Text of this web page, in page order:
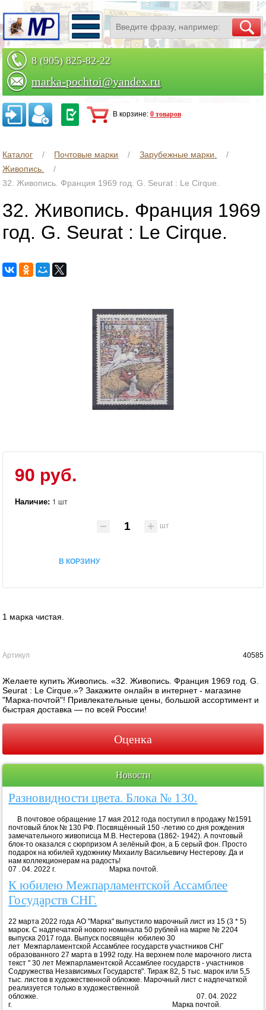
8 (905) 825-82-22
marka-pochtoi@yandex.ru
Заказать по телефону
В корзине: 0 товаров
Каталог Почтовые марки
Зарубежные марки.
Живопись.
32. Живопись. Франция 1969 год. G. Seurat : Le Cirque.
32. Живопись. Франция 1969
год. G. Seurat : Le Cirque.
90 руб.
Наличие: 1 шт
шт
В КОРЗИНУ
1 марка чистая.
Артикул 40585
Желаете купить Живопись. «32. Живопись. Франция 1969 год. G.
Seurat : Le Cirque.»? Закажите онлайн в интернет - магазине
"Марка-почтой"! Привлекательные цены, большой ассортимент и
быстрая доставка — по всей России!
Оценка
Новости
Разновидности цвета. Блока № 130.
В почтовое обращение 17 мая 2012 года поступил в продажу №1591
почтовый блок № 130 РФ. Посвящённый 150 -летию со дня рождения
замечательного живописца М.В. Нестерова (1862- 1942). А почтовый
блок-то оказался с сюрпризом А зелёный фон, а Б серый фон. Просто
подарок на юбилей художнику Михаилу Васильевичу Нестерову. Да и
нам коллекционерам на радость!
07 . 04. 2022 г. Марка почтой.
К юбилею Межпарламентской Ассамблее
Государств СНГ.
22 марта 2022 года АО "Марка" выпустило марочный лист из 15 (3 * 5)
марок. С надпечаткой нового номинала 50 рублей на марке № 2204
выпуска 2017 года. Выпуск посвящён юбилею 30
лет Межпарламентской Ассамблее государств участников СНГ
образованного 27 марта в 1992 году. На верхнем поле марочного листа
текст " 30 лет Межпарламентской Ассамблее государств - участников
Содружества Независимых Государств". Тираж 82, 5 тыс. марок или 5,5
тыс. листов в художественной обложке. Марочный лист с надпечаткой
реализуется только в художественной
обложке. 07. 04. 2022
г. Марка почтой.